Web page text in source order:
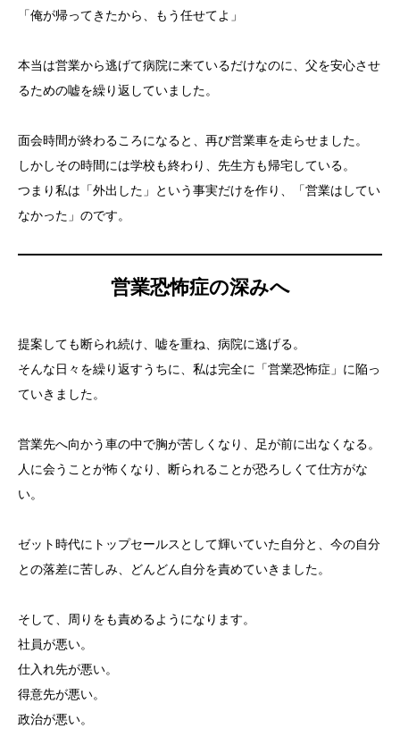
「俺が帰ってきたから、もう任せてよ」
本当は営業から逃げて病院に来ているだけなのに、父を安心させ
るための嘘を繰り返していました。
面会時間が終わるころになると、再び営業車を走らせました。
しかしその時間には学校も終わり、先生方も帰宅している。
つまり私は「外出した」という事実だけを作り、「営業はしてい
なかった」のです。
営業恐怖症の深みへ
提案しても断られ続け、嘘を重ね、病院に逃げる。
そんな日々を繰り返すうちに、私は完全に「営業恐怖症」に陥っ
ていきました。
営業先へ向かう車の中で胸が苦しくなり、足が前に出なくなる。
人に会うことが怖くなり、断られることが恐ろしくて仕方がな
い。
ゼット時代にトップセールスとして輝いていた自分と、今の自分
との落差に苦しみ、どんどん自分を責めていきました。
そして、周りをも責めるようになります。
社員が悪い。
仕入れ先が悪い。
得意先が悪い。
政治が悪い。